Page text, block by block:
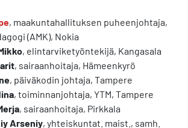
, maakuntahallituksen puheenjohtaja,
(AMK), Nokia
, elintarviketyöntekijä, Kangasala
, sairaanhoitaja, Hämeenkyrö
, päiväkodin johtaja, Tampere
, toiminnanjohtaja, YTM, Tampere
, sairaanhoitaja, Pirkkala
Arseniy, yhteiskuntat. maist., samh.